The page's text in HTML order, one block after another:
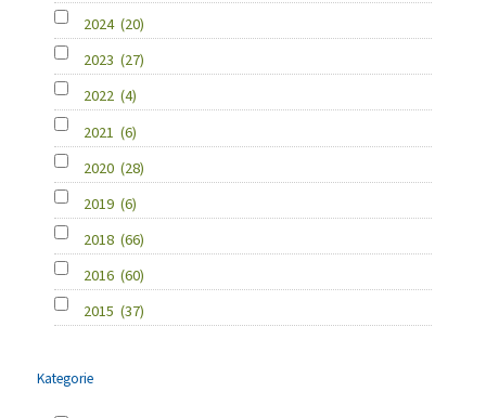
2024 (20)
2023 (27)
2022 (4)
2021 (6)
2020 (28)
2019 (6)
2018 (66)
2016 (60)
2015 (37)
Kategorie